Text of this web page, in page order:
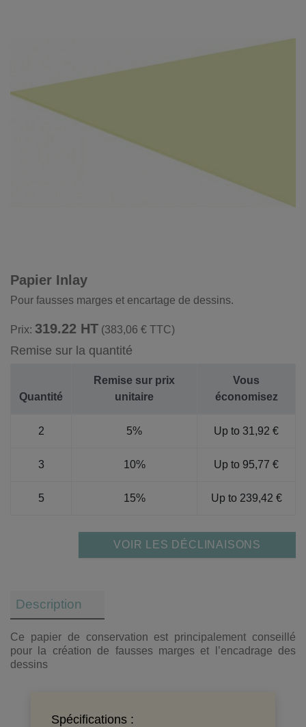
Papier Inlay
Pour fausses marges et encartage de dessins.
Prix: 319.22 HT (383,06 € TTC)
Remise sur la quantité
Quantité
Remise sur prix
unitaire
Vous
économisez
2 5% Up to 31,92 €
3 10% Up to 95,77 €
5 15% Up to 239,42 €
VOIR LES DÉCLINAISONS
Description
Ce papier de conservation est principalement conseillé
pour la création de fausses marges et l’encadrage des
dessins
Spécifications :